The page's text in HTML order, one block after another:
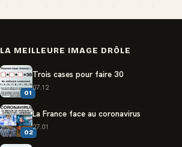
LA MEILLEURE IMAGE DRÔLE
01
Trois cases pour faire 30
07.12
02
La France face au coronavirus
27.01